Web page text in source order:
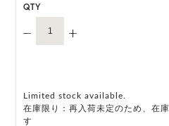
QTY
Limited stock available.
在庫限り：再入荷未定のため、在
す